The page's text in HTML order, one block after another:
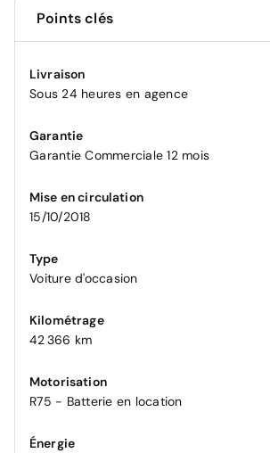
Points clés
Livraison
Sous 24 heures en agence
Garantie
Garantie Commerciale 12 mois
Mise en circulation
15/10/2018
Type
Voiture d'occasion
Kilométrage
42 366 km
Motorisation
R75 - Batterie en location
Énergie